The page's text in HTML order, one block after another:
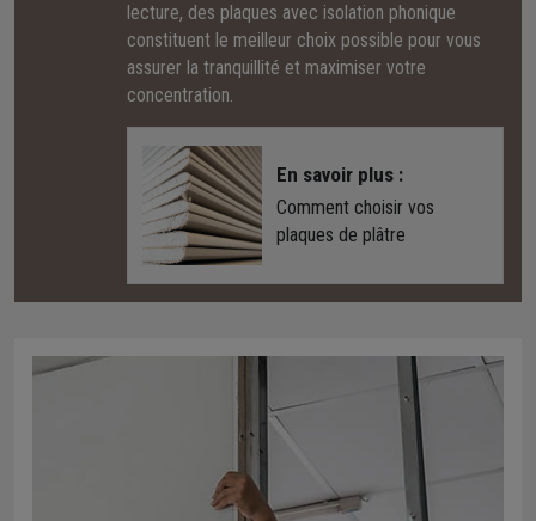
lecture, des plaques avec isolation phonique
constituent le meilleur choix possible pour vous
assurer la tranquillité et maximiser votre
concentration.
En savoir plus :
Comment choisir vos
plaques de plâtre